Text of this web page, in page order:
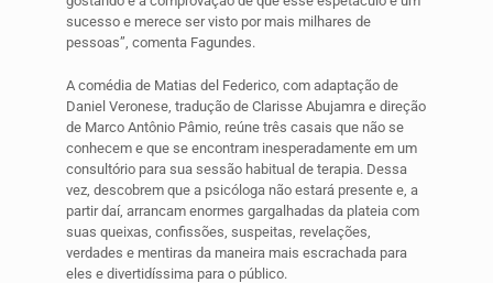
sucesso e merece ser visto por mais milhares de
pessoas”, comenta Fagundes.
A comédia de Matias del Federico, com adaptação de
Daniel Veronese, tradução de Clarisse Abujamra e direção
de Marco Antônio Pâmio, reúne três casais que não se
conhecem e que se encontram inesperadamente em um
consultório para sua sessão habitual de terapia. Dessa
vez, descobrem que a psicóloga não estará presente e, a
partir daí, arrancam enormes gargalhadas da plateia com
suas queixas, confissões, suspeitas, revelações,
verdades e mentiras da maneira mais escrachada para
eles e divertidíssima para o público.